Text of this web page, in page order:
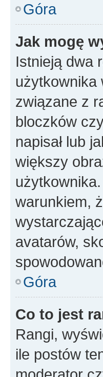
Góra
Jak mogę
Istnieją dwa
użytkownika
związane z
bloczków
napisał lub
większy
warunkiem,
avatarów,
Góra
Co to jest
Rangi,
ile postów